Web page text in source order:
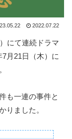
2022.07.22
にて連続ドラマ
7月21日（木）に
も一連の事件と
りました。